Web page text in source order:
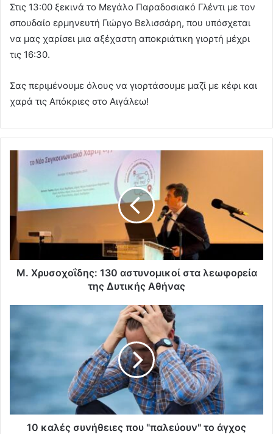
Στις 13:00 ξεκινά το Μεγάλο Παραδοσιακό Γλέντι με τον
σπουδαίο ερμηνευτή Γιώργο Βελισσάρη, που υπόσχεται
να μας χαρίσει μια αξέχαστη αποκριάτικη γιορτή μέχρι
τις 16:30.
Σας περιμένουμε όλους να γιορτάσουμε μαζί με κέφι και
χαρά τις Απόκριες στο Αιγάλεω!
Μ. Χρυσοχοΐδης: 130 αστυνομικοί στα λεωφορεία
της Δυτικής Αθήνας
10 καλές συνήθειες που "παλεύουν" το άγχος